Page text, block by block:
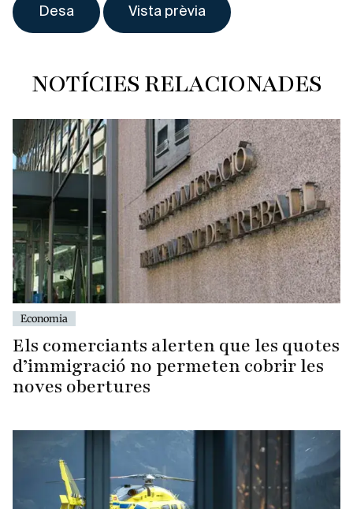
NOTÍCIES RELACIONADES
Economia
Els comerciants alerten que les quotes
d’immigració no permeten cobrir les
noves obertures